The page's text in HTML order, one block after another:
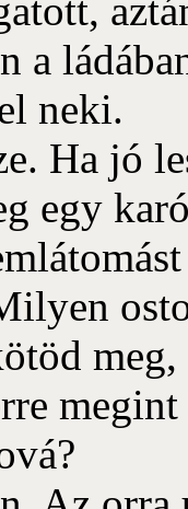
neki.
Ha jó
egy
meg,
megint